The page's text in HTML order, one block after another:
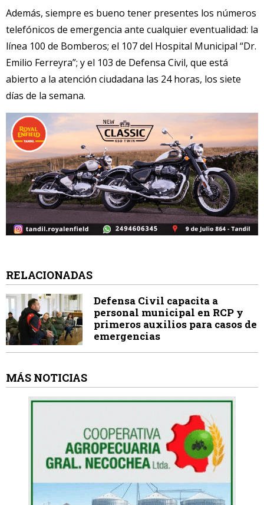
Además, siempre es bueno tener presentes los números
telefónicos de emergencia ante cualquier eventualidad: la
línea 100 de Bomberos; el 107 del Hospital Municipal “Dr.
Emilio Ferreyra”; y el 103 de Defensa Civil, que está
abierto a la atención ciudadana las 24 horas, los siete
días de la semana.
RELACIONADAS
Defensa Civil capacita a
personal municipal en RCP y
primeros auxilios para casos de
emergencias
MÁS NOTICIAS